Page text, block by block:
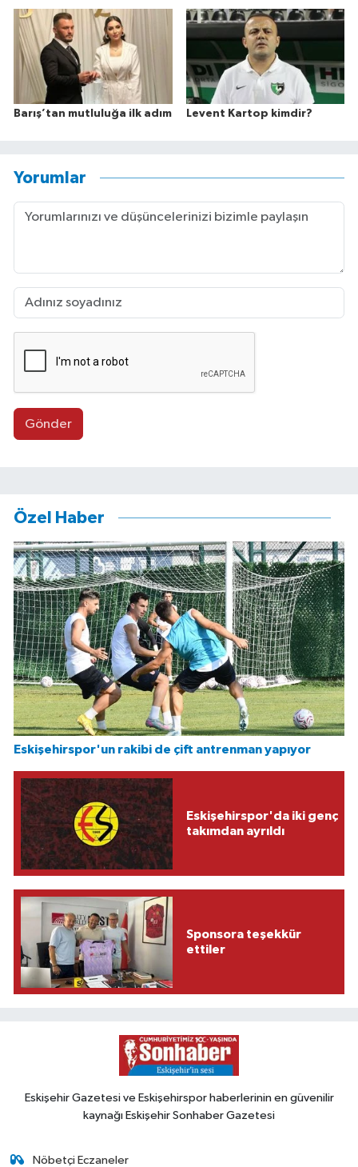
Barış’tan mutluluğa ilk adım Levent Kartop kimdir?
Yorumlar
Gönder
Özel Haber
Eskişehirspor'un rakibi de çift antrenman yapıyor
Eskişehirspor'da iki genç
takımdan ayrıldı
Sponsora teşekkür
ettiler
Eskişehir Gazetesi ve Eskişehirspor haberlerinin en güvenilir
kaynağı Eskişehir Sonhaber Gazetesi
Nöbetçi Eczaneler